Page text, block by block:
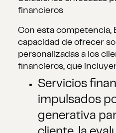
financieros
Con esta competencia,
capacidad de ofrecer
personalizadas a los
financieros, que
Servicios
impulsados
generativa